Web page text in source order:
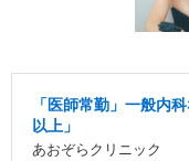
「医師常勤」一般内
以上」
あおぞらクリニック